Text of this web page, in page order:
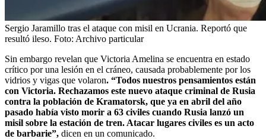
Sergio Jaramillo tras el ataque con misil en Ucrania. Reportó que
resultó ileso. Foto: Archivo particular
Sin embargo revelan que Victoria Amelina se encuentra en estado
crítico por una lesión en el cráneo, causada probablemente por los
vidrios y vigas que volaron. “Todos nuestros pensamientos están
con Victoria. Rechazamos este nuevo ataque criminal de Rusia
contra la población de Kramatorsk, que ya en abril del año
pasado había visto morir a 63 civiles cuando Rusia lanzó un
misil sobre la estación de tren. Atacar lugares civiles es un acto
de barbarie”, dicen en un comunicado.